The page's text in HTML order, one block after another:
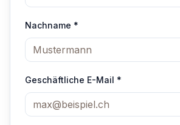
Nachname *
Geschäftliche E-Mail *